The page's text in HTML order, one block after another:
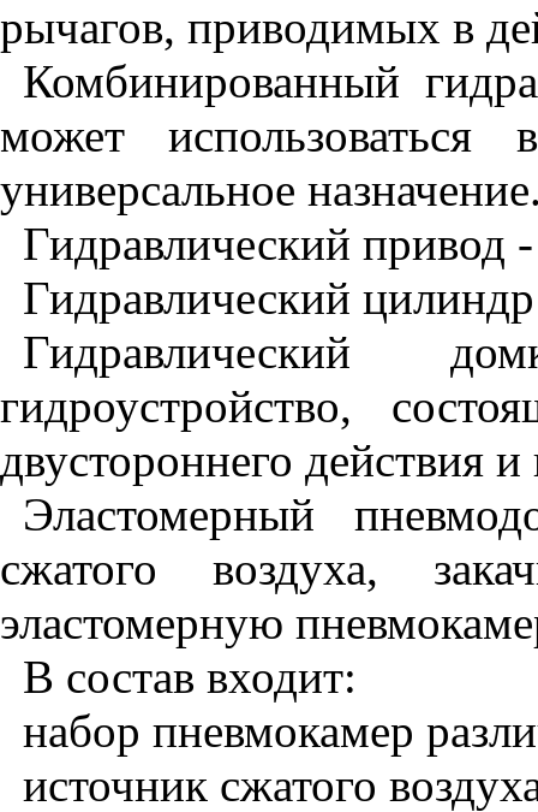
рычагов, приводимых в
Комбинированный
может
универсальное
Гидравлический
Гидравлический
Гидравлический
гидроустройство,
двустороннего действия
Эластомерный
сжатого воздуха,
эластомерную
В состав входит:
набор пневмокамер
источник сжатого